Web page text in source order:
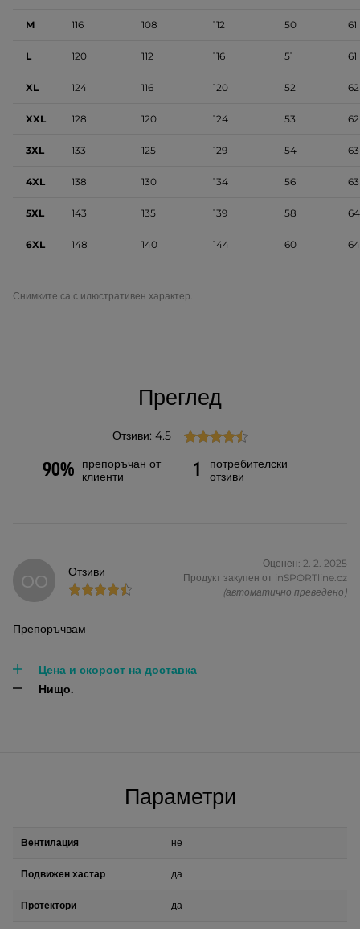
M 116 108 112 50 61
L 120 112 116 51 61
XL 124 116 120 52 62
XXL 128 120 124 53 62
3XL 133 125 129 54 63
4XL 138 130 134 56 63
5XL 143 135 139 58 64
6XL 148 140 144 60 64
Снимките са с илюстративен характер.
Преглед
Отзиви: 4.5
90%
препоръчан от
клиенти
1
потребителски
отзиви
ОО Отзиви
Оценен: 2. 2. 2025
Продукт закупен от inSPORTline.cz
(автоматично преведено)
Препоръчвам
Цена и скорост на доставка
Нищо.
Параметри
Вентилация не
Подвижен хастар да
Протектори да